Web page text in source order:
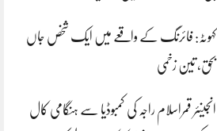
کہوٹہ: فائرنگ کے واقعے میں ایک شخص جاں
بحق، تین زخمی
انجینئر قمراسلام راجہ کی کمبوڈیا سے ہنگامی کال